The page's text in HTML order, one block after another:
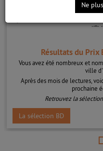
Résultats du
Vous avez été nombreux et
ville
Après des mois de lectures,
prochaine
Retrouvez la
La sélection BD
Ne